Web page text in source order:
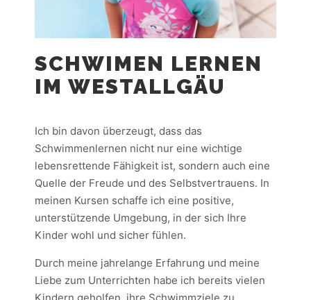
SCHWIMEN LERNEN
IM WESTALLGÄU
Ich bin davon überzeugt, dass das
Schwimmenlernen nicht nur eine wichtige
lebensrettende Fähigkeit ist, sondern auch eine
Quelle der Freude und des Selbstvertrauens. In
meinen Kursen schaffe ich eine positive,
unterstützende Umgebung, in der sich Ihre
Kinder wohl und sicher fühlen.
Durch meine jahrelange Erfahrung und meine
Liebe zum Unterrichten habe ich bereits vielen